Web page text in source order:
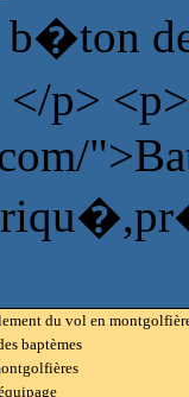
de
p>
du vol en
baptèmes